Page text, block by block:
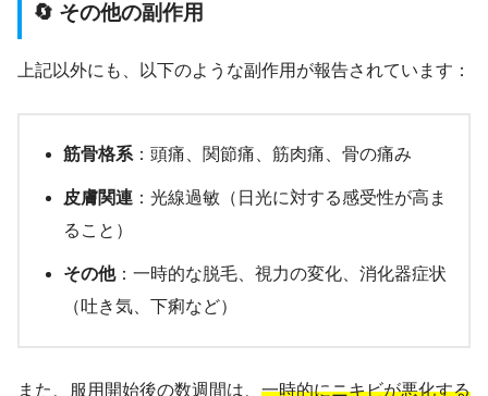
🔄 その他の副作用
上記以外にも、以下のような副作用が報告されています：
筋骨格系 ：頭痛、関節痛、筋肉痛、骨の痛み
皮膚関連 ：光線過敏（日光に対する感受性が高ま
ること）
その他：一時的な脱毛、視力の変化、消化器症状
（吐き気、下痢など）
また、服用開始後の数週間は、 一時的にニキビが悪化する